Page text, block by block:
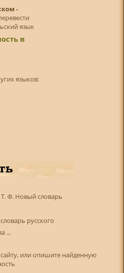
-
язык
в
языков:
Ф. Новый словарь
русского
...
или опишите найденную